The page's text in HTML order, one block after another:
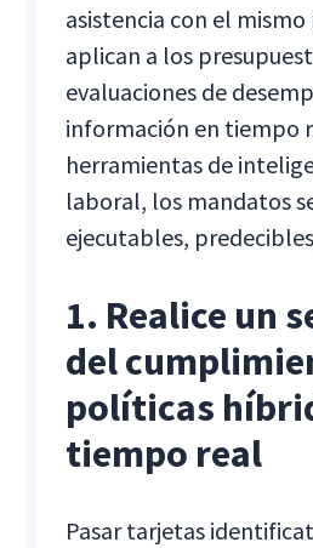
asistencia con el
aplican a los
evaluaciones de
información en tiempo
herramientas de
laboral, los mandatos
ejecutables,
1. Realice un
del
políticas
tiempo real
Pasar tarjetas